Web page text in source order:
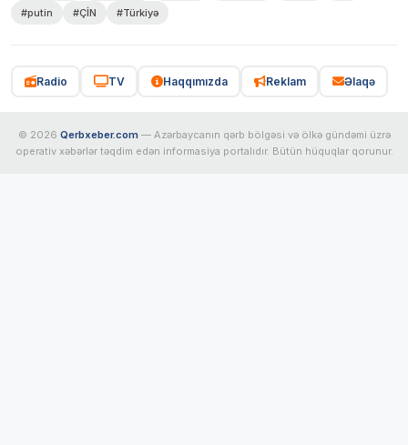
#putin
#ÇİN #Türkiyə
Radio TV Haqqımızda Reklam Əlaqə
© 2026 Qerbxeber.com — Azərbaycanın qərb bölgəsi və ölkə gündəmi üzrə
operativ xəbərlər təqdim edən informasiya portalıdır. Bütün hüquqlar qorunur.